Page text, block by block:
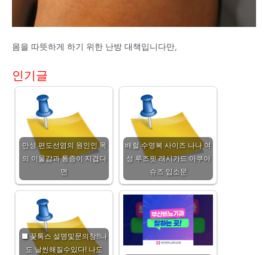
몸을 따뜻하게 하기 위한 난방 대책입니다만,
인기글
만성 편도선염의 원인인 목
의 이물감과 통증이 지겹다
면
배럴 수영복 사이즈 나나 여
성 루즈핏 래시가드 아쿠아
슈즈 입소문
■ 꽃톡스 설명및문의창!!나
도 날씬해질수있다! 나도